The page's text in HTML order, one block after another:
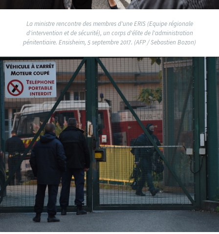
La ministre rencontre des membres d'une ERIS (Equipe régionale
d'intervention et de sécurité), un corps d'élite de l'administration
pénitentiaire. Ensisheim, 5 septembre 2017. (AFP / Sebastien Bozon)